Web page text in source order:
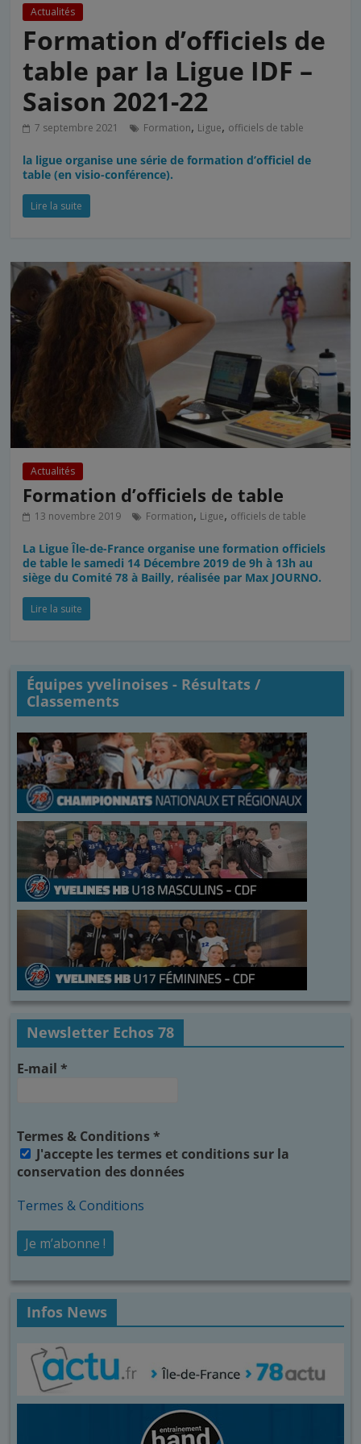
Actualités
Formation d’officiels de
table par la Ligue IDF –
Saison 2021-22
7 septembre 2021 Formation, Ligue, officiels de table
la ligue organise une série de formation d’officiel de
table (en visio-conférence).
Lire la suite
Actualités
Formation d’officiels de table
13 novembre 2019 Formation, Ligue, officiels de table
La Ligue Île-de-France organise une formation officiels
de table le samedi 14 Décembre 2019 de 9h à 13h au
siège du Comité 78 à Bailly, réalisée par Max JOURNO.
Lire la suite
Équipes yvelinoises - Résultats /
Classements
Newsletter Echos 78
E-mail*
Termes & Conditions*
J'accepte les termes et conditions sur la
conservation des données
Termes & Conditions
Infos News